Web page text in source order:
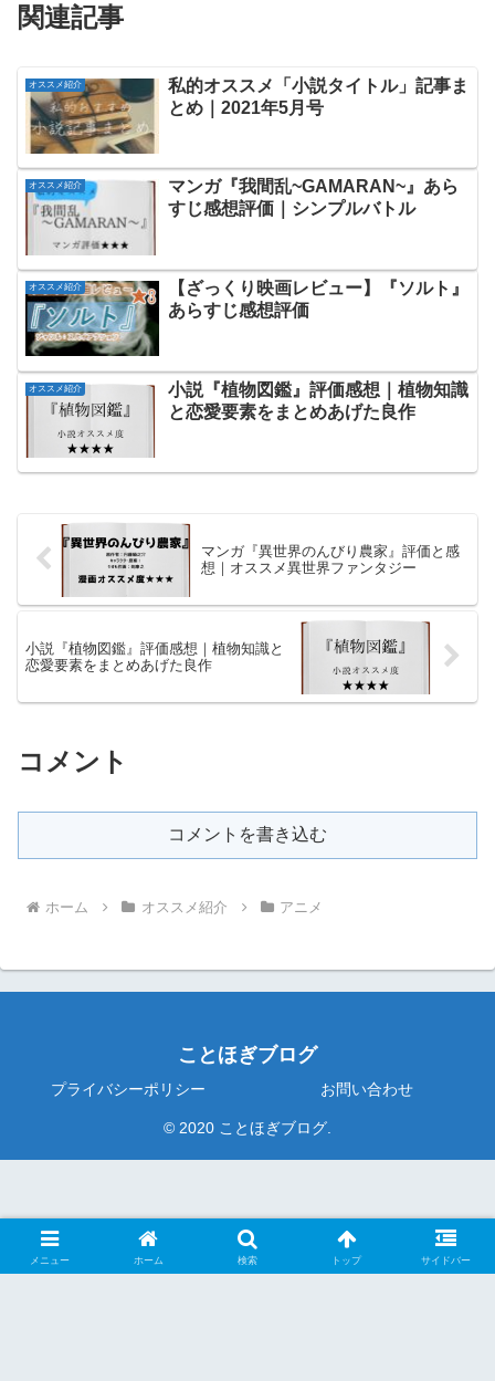
関連記事
オススメ紹介
私的オススメ「小説タイトル」記事ま
とめ｜2021年5月号
オススメ紹介
マンガ『我間乱~GAMARAN~』あら
すじ感想評価｜シンプルバトル
オススメ紹介
【ざっくり映画レビュー】『ソルト』
あらすじ感想評価
オススメ紹介
小説『植物図鑑』評価感想｜植物知識
と恋愛要素をまとめあげた良作
マンガ『異世界のんびり農家』評価と感
想｜オススメ異世界ファンタジー
小説『植物図鑑』評価感想｜植物知識と
恋愛要素をまとめあげた良作
コメント
コメントを書き込む
ホーム オススメ紹介 アニメ
ことほぎブログ
プライバシーポリシー お問い合わせ
© 2020 ことほぎブログ.
メニュー ホーム 検索 トップ サイドバー